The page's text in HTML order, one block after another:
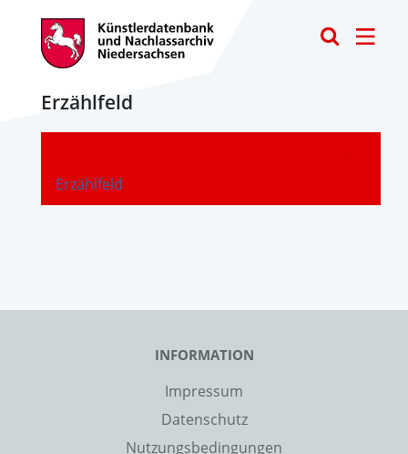
Erzählfeld
Erzählfeld
-
INFORMATION
Impressum
Datenschutz
Nutzungsbedingungen